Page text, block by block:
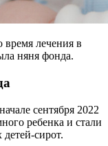
лечения в
няня фонда.
сентября 2022
ребенка и стали
сирот.